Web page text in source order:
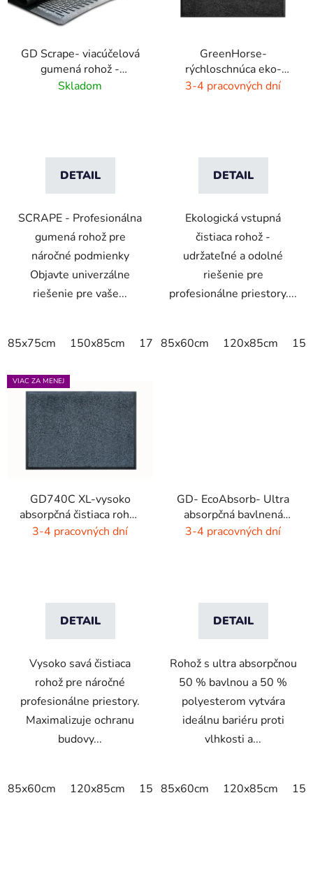
GD Scrape- viacúčelová
gumená rohož -
interiér/exteriér
Skladom
DETAIL
SCRAPE - Profesionálna
gumená rohož pre
náročné podmienky
Objavte univerzálne
riešenie pre vaše...
85x75cm 150x85cm 175x115cm 300x85cm
GreenHorse-
rýchloschnúca eko-
rohož - dýmovo čierna
3-4 pracovných dní
DETAIL
Ekologická vstupná
čistiaca rohož -
udržateľné a odolné
riešenie pre
profesionálne priestory....
85x60cm 120x85cm
VIAC ZA MENEJ
GD740C XL-vysoko
absorpčná čistiaca rohož
- 4 farby
3-4 pracovných dní
DETAIL
Vysoko savá čistiaca
rohož pre náročné
profesionálne priestory.
Maximalizuje ochranu
budovy...
85x60cm 120x85cm 150x85cm 175x115cm
GD- EcoAbsorb- Ultra
absorpčná bavlnená
rohož -sivý melír
3-4 pracovných dní
DETAIL
Rohož s ultra absorpčnou
50 % bavlnou a 50 %
polyesterom vytvára
ideálnu bariéru proti
vlhkosti a...
85x60cm 120x85cm